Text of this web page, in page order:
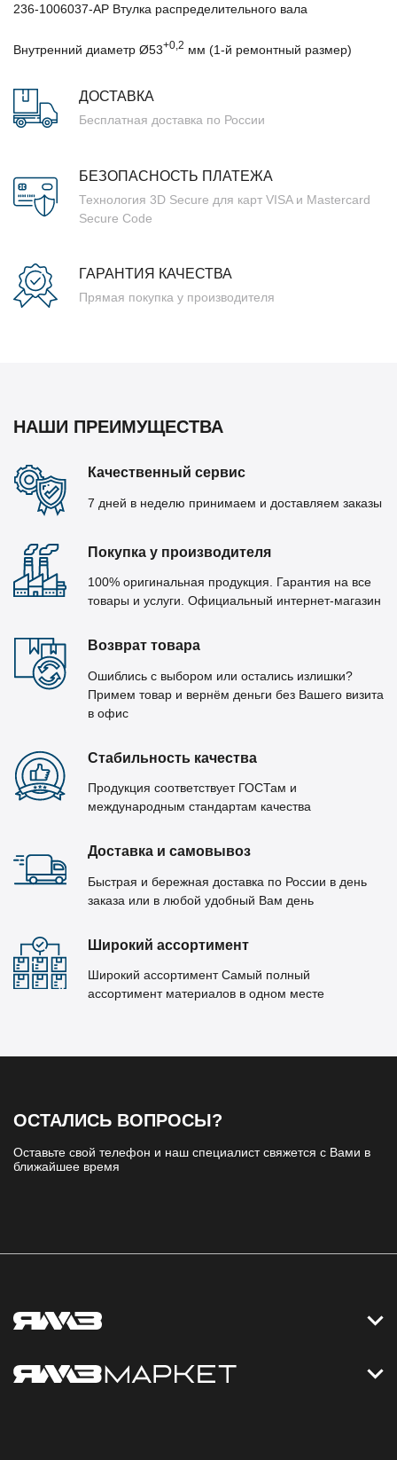
236-1006037-АР Втулка распределительного вала
Внутренний диаметр Ø53+0,2 мм (1-й ремонтный размер)
ДОСТАВКА
Бесплатная доставка по России
БЕЗОПАСНОСТЬ ПЛАТЕЖА
Технология 3D Secure для карт VISA и Mastercard
Secure Code
ГАРАНТИЯ КАЧЕСТВА
Прямая покупка у производителя
НАШИ ПРЕИМУЩЕСТВА
Качественный сервис
7 дней в неделю принимаем и доставляем заказы
Покупка у производителя
100% оригинальная продукция. Гарантия на все
товары и услуги. Официальный интернет-магазин
Возврат товара
Ошиблись с выбором или остались излишки?
Примем товар и вернём деньги без Вашего визита
в офис
Стабильность качества
Продукция соответствует ГОСТам и
международным стандартам качества
Доставка и самовывоз
Быстрая и бережная доставка по России в день
заказа или в любой удобный Вам день
Широкий ассортимент
Широкий ассортимент Самый полный
ассортимент материалов в одном месте
ОСТАЛИСЬ ВОПРОСЫ?
Оставьте свой телефон и наш специалист свяжется с Вами в
ближайшее время
Контакты